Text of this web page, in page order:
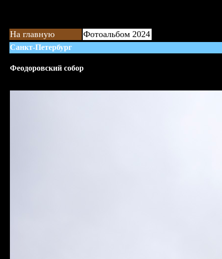
На главную Фотоальбом 2024
Санкт-Петербург
Феодоровский собор